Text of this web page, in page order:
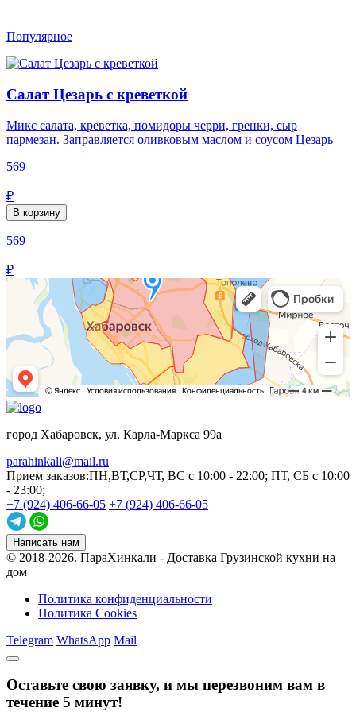
Популярное
Салат Цезарь с креветкой
Микс салата, креветка, помидоры черри, гренки, сыр
пармезан. Заправляется оливковым маслом и соусом Цезарь
569
₽
В корзину
569
₽
город Хабаровск, ул. Карла-Маркса 99а
parahinkali@mail.ru
Прием заказов:ПН,ВТ,СР,ЧТ, ВС с 10:00 - 22:00; ПТ, СБ с 10:00
- 23:00;
+7 (924) 406-66-05 +7 (924) 406-66-05
Написать нам
© 2018-2026. ПараХинкали - Доставка Грузинской кухни на
дом
Политика конфиденциальности
Политика Cookies
Telegram WhatsApp Mail
Оставьте свою заявку, и мы перезвоним вам в
течение 5 минут!